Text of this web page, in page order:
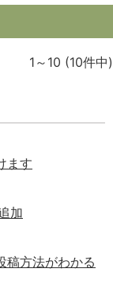
1～10 (10件中)
ます
加
稿方法がわかる